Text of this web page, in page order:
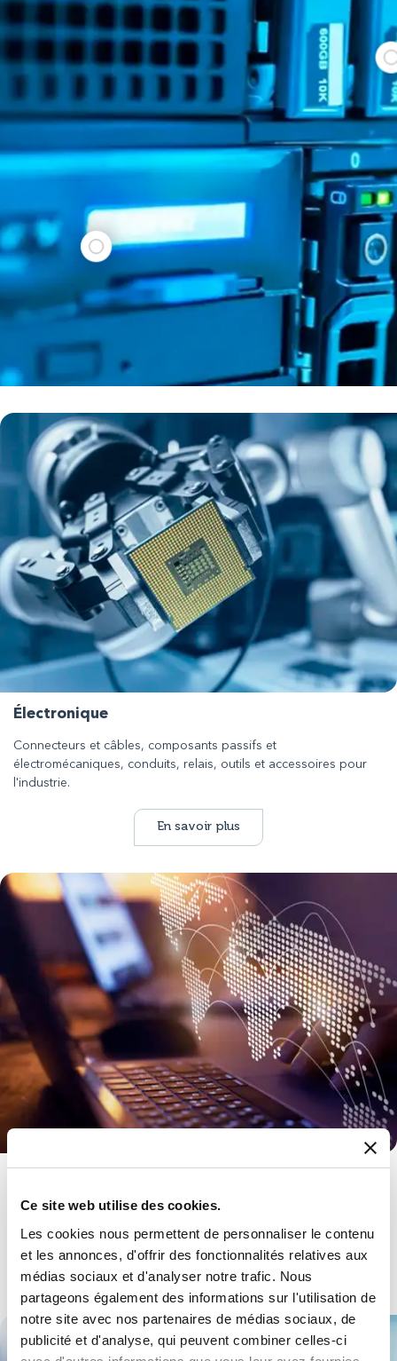
Ce site web utilise des cookies.
Les cookies nous permettent de personnaliser le contenu
et les annonces, d'offrir des fonctionnalités relatives aux
médias sociaux et d'analyser notre trafic. Nous
partageons également des informations sur l'utilisation de
notre site avec nos partenaires de médias sociaux, de
publicité et d'analyse, qui peuvent combiner celles-ci
Électronique
Connecteurs et câbles, composants passifs et
électromécaniques, conduits, relais, outils et accessoires pour
l'industrie.
En savoir plus
Câbles et connecteurs optiques en cuivre, baies et boîtiers,
En savoir plus